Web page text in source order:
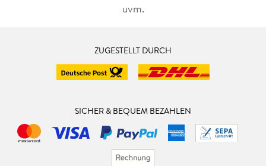
uvm.
ZUGESTELLT DURCH
SICHER & BEQUEM BEZAHLEN